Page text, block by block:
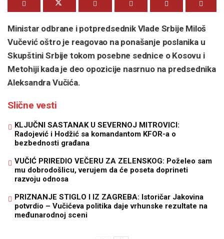
Ministar odbrane i potpredsednik Vlade Srbije Miloš
Vučević oštro je reagovao na ponašanje poslanika u
Skupštini Srbije tokom posebne sednice o Kosovu i
Metohiji kada je deo opozicije nasrnuo na predsednika
Aleksandra Vučića.
Slične vesti
KLJUČNI SASTANAK U SEVERNOJ MITROVICI:
Radojević i Hodžić sa komandantom KFOR-a o
bezbednosti građana
VUČIĆ PRIREDIO VEČERU ZA ZELENSKOG: Poželeo sam
mu dobrodošlicu, verujem da će poseta doprineti
razvoju odnosa
PRIZNANJE STIGLO I IZ ZAGREBA: Istoričar Jakovina
potvrdio – Vučićeva politika daje vrhunske rezultate na
međunarodnoj sceni